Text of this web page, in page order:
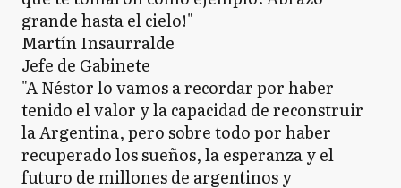
grande hasta el cielo!"
Martín Insaurralde
Jefe de Gabinete
"A Néstor lo vamos a recordar por haber
tenido el valor y la capacidad de reconstruir
la Argentina, pero sobre todo por haber
recuperado los sueños, la esperanza y el
futuro de millones de argentinos y